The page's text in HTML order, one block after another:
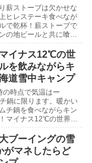
薪ストーブは欠かせな
ヒレステーキ食べなが
で乾杯！薪ストーブで
の地ビールと共に喰ら
イナス12℃の世
を飲みながらキ
道雪中キャンプ
時点で気温はー
鍋に限ります。暖かい
チ鍋を食べながらキン
マイナス12℃の世界で
ブーイングの雪
がマネしたらど